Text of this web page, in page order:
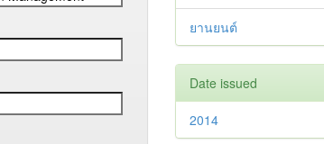
ยานยนต์
Date issued
2014